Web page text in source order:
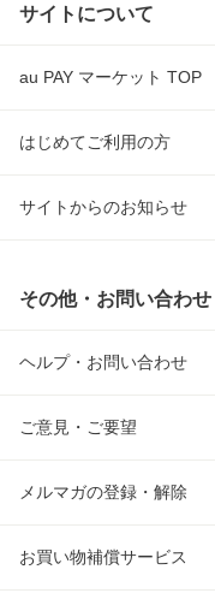
サイトについて
au PAY マーケット TOP
はじめてご利用の方
サイトからのお知らせ
その他・お問い合わせ
ヘルプ・お問い合わせ
ご意見・ご要望
メルマガの登録・解除
お買い物補償サービス